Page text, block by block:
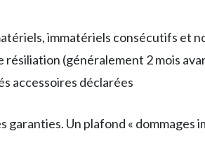
immatériels consécutifs et
résiliation (généralement 2 mois
accessoires déclarées
garanties. Un plafond «